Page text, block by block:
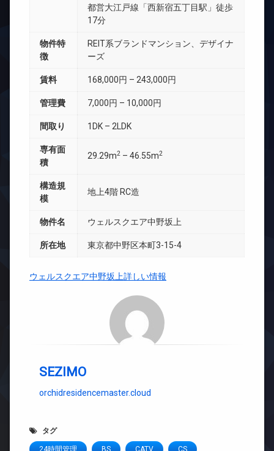
都営大江戸線「西新宿五丁目駅」徒歩
17分
物件特
徴
REIT系ブランドマンション、デザイナ
ーズ
賃料 168,000円 – 243,000円
管理費 7,000円 – 10,000円
間取り 1DK – 2LDK
専有面
積
29.29m2 – 46.55m2
構造規
模
地上4階 RC造
物件名 ウェルスクエア中野坂上
所在地 東京都中野区本町3-15-4
ウェルスクエア中野坂上詳しい情報
SEZIMO
orchidresidencemaster.cloud
タグ
24時間管理 BS CATV CS